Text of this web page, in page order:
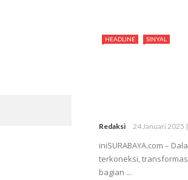
HEADLINE SINYAL
Redaksi 24 Januari 2025
iniSURABAYA.com –
terkoneksi,
bagian ...